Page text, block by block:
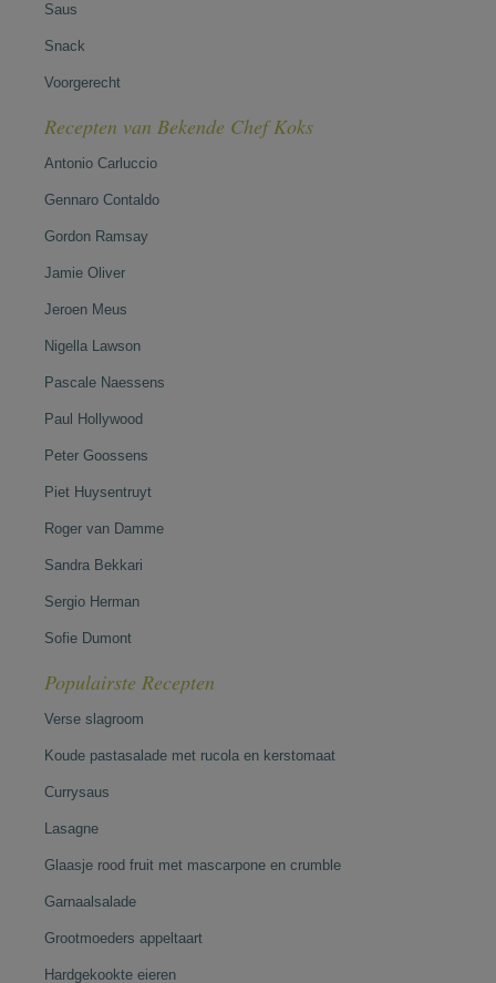
Saus
Snack
Voorgerecht
Recepten van Bekende Chef Koks
Antonio Carluccio
Gennaro Contaldo
Gordon Ramsay
Jamie Oliver
Jeroen Meus
Nigella Lawson
Pascale Naessens
Paul Hollywood
Peter Goossens
Piet Huysentruyt
Roger van Damme
Sandra Bekkari
Sergio Herman
Sofie Dumont
Populairste Recepten
Verse slagroom
Koude pastasalade met rucola en kerstomaat
Currysaus
Lasagne
Glaasje rood fruit met mascarpone en crumble
Garnaalsalade
Grootmoeders appeltaart
Hardgekookte eieren